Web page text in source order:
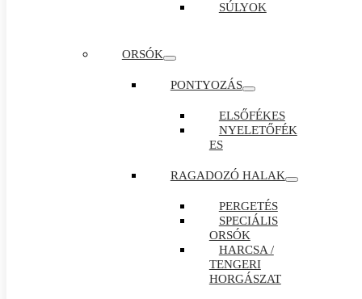
SÚLYOK
ORSÓK
PONTYOZÁS
ELSŐFÉKES
NYELETŐFÉK
ES
RAGADOZÓ HALAK
PERGETÉS
SPECIÁLIS
ORSÓK
HARCSA /
TENGERI
HORGÁSZAT